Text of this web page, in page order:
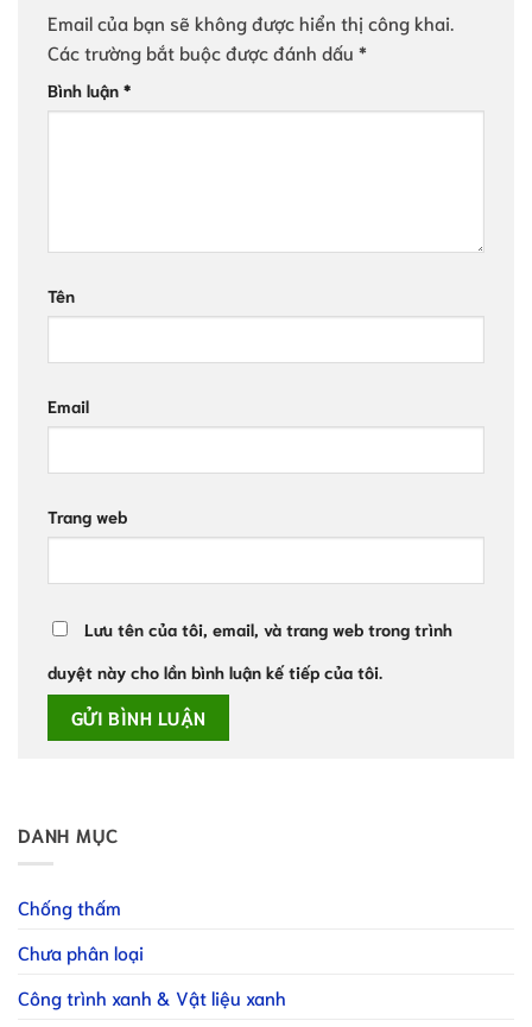
Email của bạn sẽ không được hiển thị công khai.
Các trường bắt buộc được đánh dấu *
Bình luận *
Tên
Email
Trang web
Lưu tên của tôi, email, và trang web trong trình
duyệt này cho lần bình luận kế tiếp của tôi.
DANH MỤC
Chống thấm
Chưa phân loại
Công trình xanh & Vật liệu xanh